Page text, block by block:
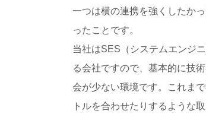
一つは横の連携を強くしたか
ったことです。
当社はSES（システムエンジ
る会社ですので、基本的に技
会が少ない環境です。これま
トルを合わせたりするような